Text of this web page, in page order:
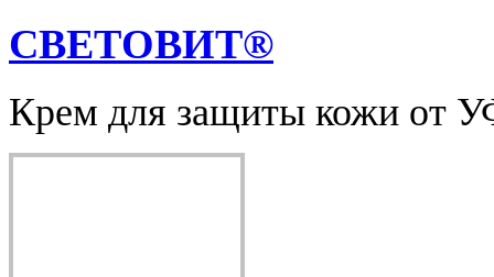
СВЕТОВИТ®
Крем для защиты кожи от